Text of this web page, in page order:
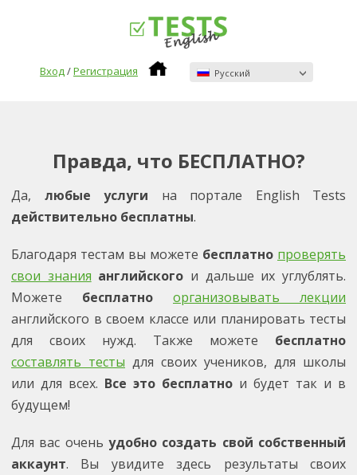
Вход/Регистрация Pусский
Правда, что БЕСПЛАТНО?
Да, любые услуги на портале English Tests
действительно бесплатны.
Благодаря тестам вы можете бесплатно проверять
свои знания английского и дальше их углублять.
Можете бесплатно
организовывать лекции
английского в своем классе или планировать тесты
для своих нужд. Также можете бесплатно
составлять тесты для своих учеников, для школы
или для всех. Все это бесплатно и будет так и в
будущем!
Для вас очень удобно создать свой собственный
аккаунт. Вы увидите здесь результаты своих